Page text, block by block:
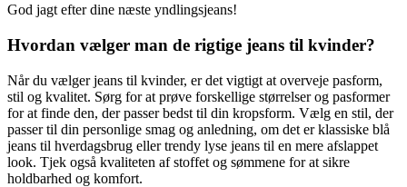
God jagt efter dine næste yndlingsjeans!
Hvordan vælger man de rigtige jeans til kvinder?
Når du vælger jeans til kvinder, er det vigtigt at overveje pasform,
stil og kvalitet. Sørg for at prøve forskellige størrelser og pasformer
for at finde den, der passer bedst til din kropsform. Vælg en stil, der
passer til din personlige smag og anledning, om det er klassiske blå
jeans til hverdagsbrug eller trendy lyse jeans til en mere afslappet
look. Tjek også kvaliteten af stoffet og sømmene for at sikre
holdbarhed og komfort.